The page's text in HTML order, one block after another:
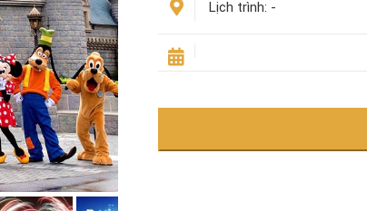
Lịch trình: -